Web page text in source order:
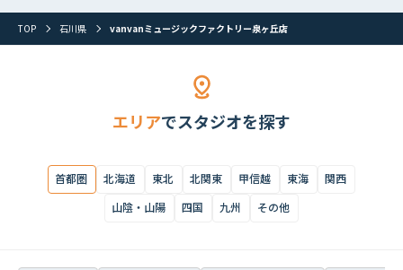
山陰・山陽
四国 九州 その他
新宿・四谷・高田馬場
TOP 石川県 vanvanミュージックファクトリー泉ヶ丘店
エリアでスタジオを探す
首都圏 北海道 東北 北関東 甲信越 東海
関西
山陰・山陽
四国 九州 その他